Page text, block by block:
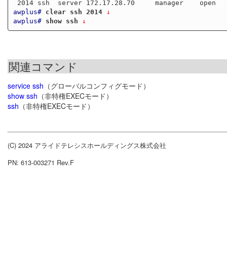
awplus#
clear ssh 2014 ↓
awplus#
show ssh ↓
関連コマンド
service ssh （グローバルコンフィグモード）
show ssh （非特権EXECモード）
ssh （非特権EXECモード）
(C) 2024 アライドテレシスホールディングス株式会社
PN: 613-003271 Rev.F